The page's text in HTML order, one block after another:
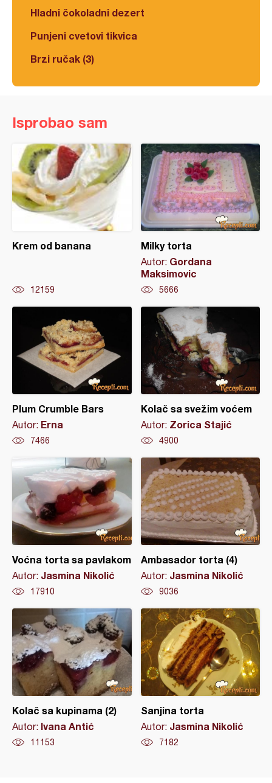
Hladni čokoladni dezert
Punjeni cvetovi tikvica
Brzi ručak (3)
Isprobao sam
Krem od banana
12159
Milky torta
Autor: Gordana
Maksimovic
5666
Plum Crumble Bars
Autor: Erna
7466
Kolač sa svežim voćem
Autor: Zorica Stajić
4900
Voćna torta sa pavlakom
Autor: Jasmina Nikolić
17910
Ambasador torta (4)
Autor: Jasmina Nikolić
9036
Kolač sa kupinama (2)
Autor: Ivana Antić
11153
Sanjina torta
Autor: Jasmina Nikolić
7182